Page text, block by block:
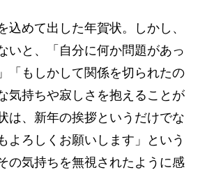
込めて出した年賀状。しかし、
いと、「自分に何か問題があっ
「もしかして関係を切られたの
気持ちや寂しさを抱えることが
は、新年の挨拶というだけでな
よろしくお願いします」という
の気持ちを無視されたように感